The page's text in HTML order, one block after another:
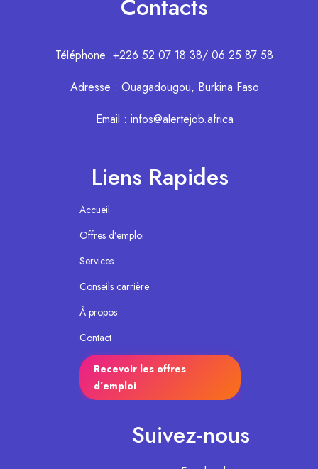
Contacts
Téléphone :+226 52 07 18 38/ 06 25 87 58
Adresse : Ouagadougou, Burkina Faso
Email : infos@alertejob.africa
Liens Rapides
Accueil
Offres d’emploi
Services
Conseils carrière
À propos
Contact
Recevoir les offres
d’emploi
Suivez-nous